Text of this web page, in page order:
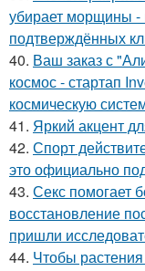
убирает морщины -
подтверждённых
40. Ваш заказ с
космос - стартап
космическую
41. Яркий акцент
42. Спорт
это официально
43. Секс помогает
восстановление
пришли
44. Чтобы